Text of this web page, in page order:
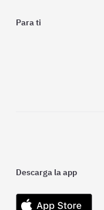
Para ti
Descarga la app